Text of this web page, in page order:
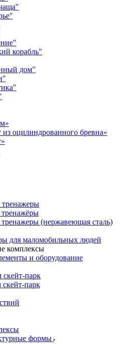
корабль"
дом"
из оцилиндрованного бревна»
(нержавеющая сталь)
для маломобильных людей
комплексы
и оборудование
парк
парк
формы